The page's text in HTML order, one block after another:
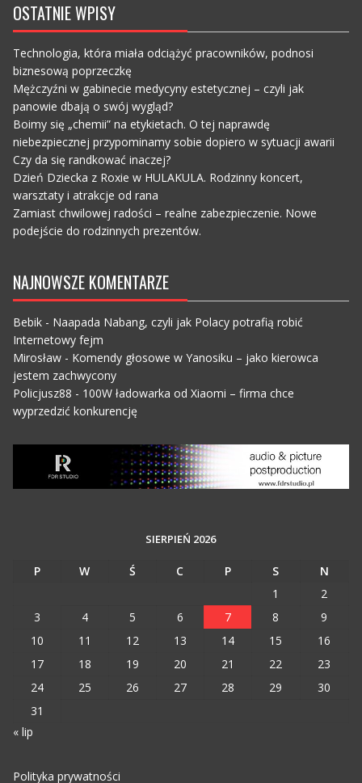
OSTATNIE WPISY
Technologia, która miała odciążyć pracowników, podnosi
biznesową poprzeczkę
Mężczyźni w gabinecie medycyny estetycznej – czyli jak
panowie dbają o swój wygląd?
Boimy się „chemii” na etykietach. O tej naprawdę
niebezpiecznej przypominamy sobie dopiero w sytuacji awarii
Czy da się randkować inaczej?
Dzień Dziecka z Roxie w HULAKULA. Rodzinny koncert,
warsztaty i atrakcje od rana
Zamiast chwilowej radości – realne zabezpieczenie. Nowe
podejście do rodzinnych prezentów.
NAJNOWSZE KOMENTARZE
Bebik- Naapada Nabang, czyli jak Polacy potrafią robić
Internetowy fejm
Mirosław- Komendy głosowe w Yanosiku – jako kierowca
jestem zachwycony
Policjusz88 - 100W ładowarka od Xiaomi – firma chce
wyprzedzić konkurencję
SIERPIEŃ 2026
P W Ś C P S
N
1
2
3
4 5 6 7 8
9
10
11 12 13 14 15
16
17
18 19 20 21 22
23
24
25 26 27 28 29
30
31
« lip
Polityka prywatności